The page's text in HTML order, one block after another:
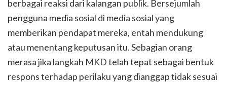
berbagai reaksi dari kalangan publik. Bersejumlah
pengguna media sosial di media sosial yang
memberikan pendapat mereka, entah mendukung
atau menentang keputusan itu. Sebagian orang
merasa jika langkah MKD telah tepat sebagai bentuk
respons terhadap perilaku yang dianggap tidak sesuai